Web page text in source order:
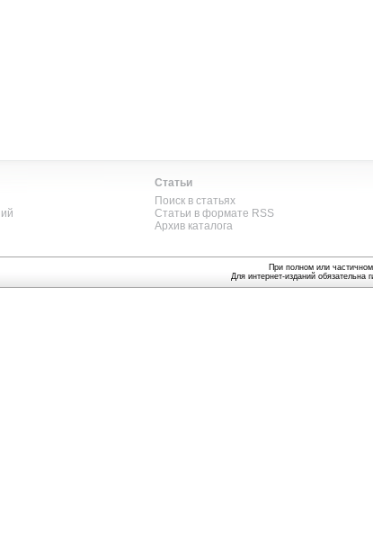
Статьи
Поиск в статьях
Статьи в формате RSS
Архив каталога
При полном или
Для интернет-изданий обязательна